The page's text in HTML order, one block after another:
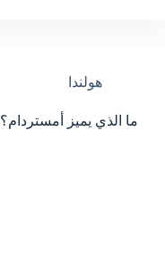
هولندا
ما الذي يميز أمستردام؟